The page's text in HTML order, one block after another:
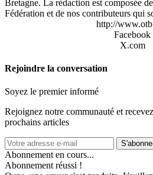
Bretagne. La rédaction est composée
Fédération et de nos contributeurs qui
http://
Facebook
X.com
Rejoindre la conversation
Soyez le premier informé
Rejoignez notre communauté et
prochains articles
Abonnement en cours...
Abonnement réussi !